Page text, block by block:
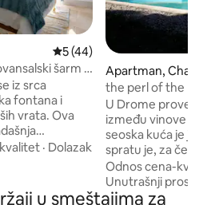
Prosečna ocena 5 od 5,
5 (44)
šarm u
iz srca
fontana i
vrata. Ova
· Dolazak
Apartman,
s-Grignan
the perl of the
les grignan (26)
U Drome
između vinove
seoska kuća je
spratu je, za četiri
nalaze pored
površine 48 m2,
opremljenom
Odnos cena-
Unutrašnji
u smeštajima za